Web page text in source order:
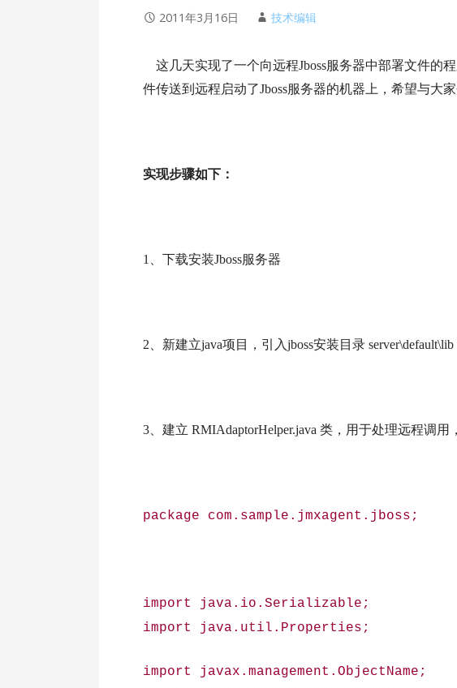
2011年3月16日 技术编辑
这几天实现了一个向远程Jboss服务器中部署文件的
件传送到远程启动了Jboss服务器的机器上，希望与大
实现步骤如下：
1、下载安装Jboss服务器
2、新建立java项目，引入jboss安装目录
3、建立 RMIAdaptorHelper.java 类，用于处理远程调用
package com.sample.jmxagent.jboss;
import java.io.Serializable;
import java.util.Properties;
import javax.management.ObjectName;